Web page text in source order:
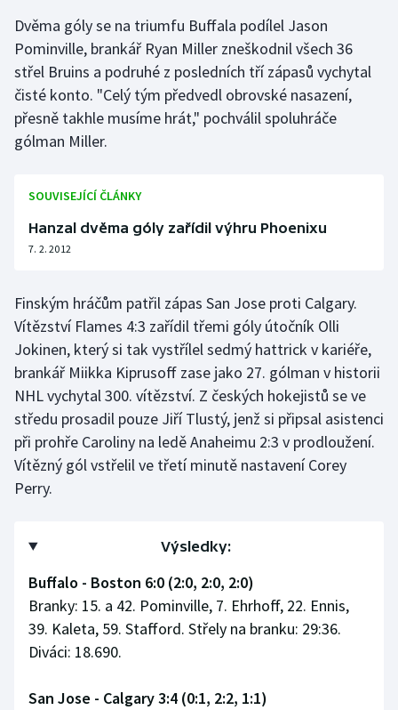
Olympijské hry
Parasport
Plavání
Plážový volejbal
Rychlobruslení
Short track
Sportovní střelba
Stolní tenis
Triatlon
Veslování
Ostatní
Dvěma góly se na triumfu Buffala podílel Jason
Pominville, brankář Ryan Miller zneškodnil všech 36
střel Bruins a podruhé z posledních tří zápasů vychytal
čisté konto. "Celý tým předvedl obrovské nasazení,
přesně takhle musíme hrát," pochválil spoluhráče
gólman Miller.
SOUVISEJÍCÍ ČLÁNKY
Hanzal dvěma góly zařídil výhru Phoenixu
7. 2. 2012
Finským hráčům patřil zápas San Jose proti Calgary.
Vítězství Flames 4:3 zařídil třemi góly útočník Olli
Jokinen, který si tak vystřílel sedmý hattrick v kariéře,
brankář Miikka Kiprusoff zase jako 27. gólman v historii
NHL vychytal 300. vítězství. Z českých hokejistů se ve
středu prosadil pouze Jiří Tlustý, jenž si připsal asistenci
při prohře Caroliny na ledě Anaheimu 2:3 v prodloužení.
Vítězný gól vstřelil ve třetí minutě nastavení Corey
Perry.
Výsledky:
Buffalo - Boston 6:0 (2:0, 2:0, 2:0)
Branky: 15. a 42. Pominville, 7. Ehrhoff, 22. Ennis,
39. Kaleta, 59. Stafford. Střely na branku: 29:36.
Diváci: 18.690.
San Jose - Calgary 3:4 (0:1, 2:2, 1:1)